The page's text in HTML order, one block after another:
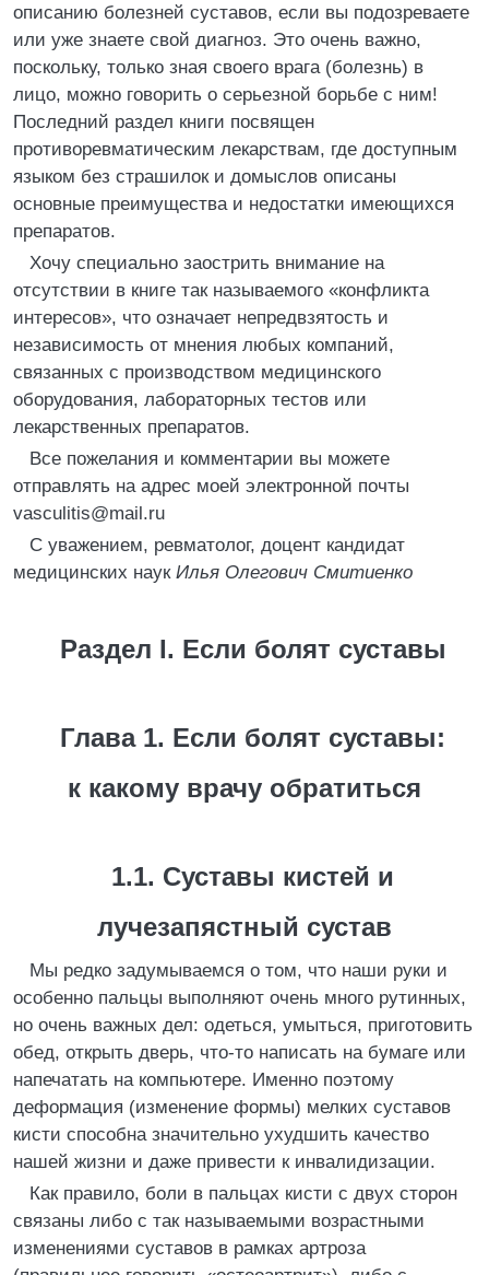
описанию болезней суставов, если вы подозреваете
или уже знаете свой диагноз. Это очень важно,
поскольку, только зная своего врага (болезнь) в
лицо, можно говорить о серьезной борьбе с ним!
Последний раздел книги посвящен
противоревматическим лекарствам, где доступным
языком без страшилок и домыслов описаны
основные преимущества и недостатки имеющихся
препаратов.
Хочу специально заострить внимание на
отсутствии в книге так называемого «конфликта
интересов», что означает непредвзятость и
независимость от мнения любых компаний,
связанных с производством медицинского
оборудования, лабораторных тестов или
лекарственных препаратов.
Все пожелания и комментарии вы можете
отправлять на адрес моей электронной почты
vasculitis@mail.ru
C уважением, ревматолог, доцент кандидат
медицинских наук Илья Олегович Смитиенко
Раздел I. Если болят суставы
Глава 1. Если болят суставы:
к какому врачу обратиться
1.1. Суставы кистей и
лучезапястный сустав
Мы редко задумываемся о том, что наши руки и
особенно пальцы выполняют очень много рутинных,
но очень важных дел: одеться, умыться, приготовить
обед, открыть дверь, что-то написать на бумаге или
напечатать на компьютере. Именно поэтому
деформация (изменение формы) мелких суставов
кисти способна значительно ухудшить качество
нашей жизни и даже привести к инвалидизации.
Как правило, боли в пальцах кисти с двух сторон
связаны либо с так называемыми возрастными
изменениями суставов в рамках артроза